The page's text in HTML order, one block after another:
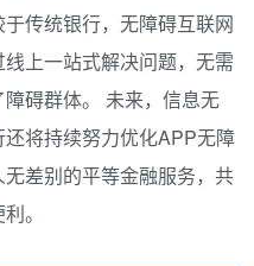
传统银行，无障碍互联网
上一站式解决问题，无需
碍群体。 未来，信息无
将持续努力优化APP无障
差别的平等金融服务，共
。